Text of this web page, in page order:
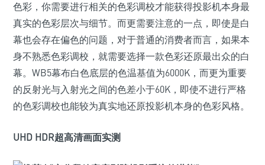
色彩，你需要进行相关的色彩调校才能获得投影机本身最
真实的色彩层次与细节。而更需要注意的一点，即使是白
幕也会存在偏色的问题，对于普通的消费者而言，如果本
身不熟悉色彩调校，就需要选择一款色彩还原最出众的白
幕。WB5幕布白色底层的色温基值为6000K，而更为重要
的反射光与入射光之间的色差小于60K，即使不进行严格
的色彩调校也能较为真实地还原投影机本身的色彩风格。
UHD HDR超高清画面实测